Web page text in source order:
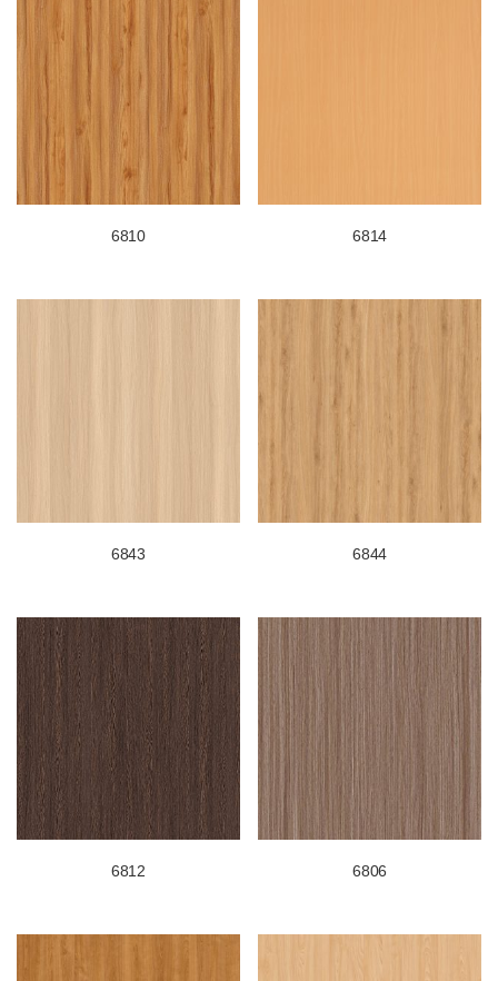
6810 6814
6843 6844
6812 6806